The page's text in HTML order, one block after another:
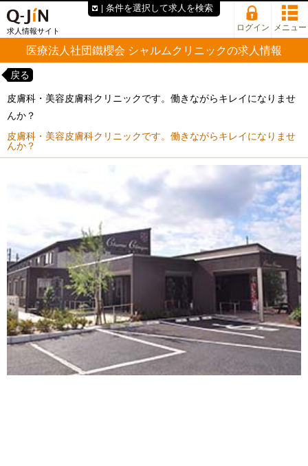
求人情報サイト ログイン メニュー
医療法人社団鐵櫻会 シャルムクリニックの求人情報
戻る
皮膚科・美容皮膚科クリニックです。働きながらキレイになりませ
んか？
皮膚科・美容皮膚科クリニックです。働きながらキレイになりませ
んか？
条件を選択して求人を検索